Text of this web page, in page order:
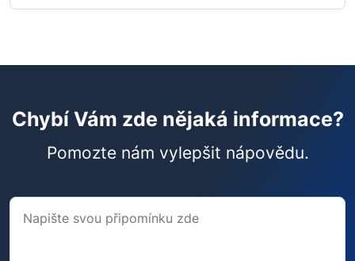
Chybí Vám zde nějaká informace?
Pomozte nám vylepšit nápovědu.